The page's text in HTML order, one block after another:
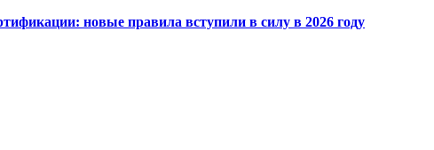
новые правила вступили в силу в 2026 году